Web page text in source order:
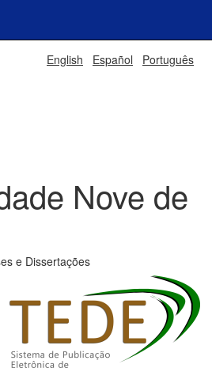
English Español Português
Nove de
e Dissertações